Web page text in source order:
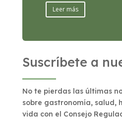
Leer más
Suscríbete a
No te pierdas las últimas
sobre gastronomía, salud,
vida con el Consejo